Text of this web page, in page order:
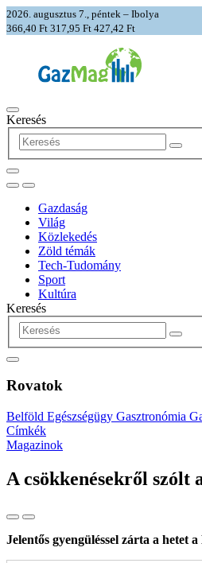
2026. augusztus 7., péntek – Ibolya
366,40 Ft 317,95 Ft 427,42 Ft
Keresés
Gazdaság
Világ
Közlekedés
Zöld témák
Tech-Tudomány
Sport
Kultúra
Keresés
Rovatok
Belföld Egészségügy Gasztronómia
Címkék
Magazinok
A csökkenésekről szólt
Jelentős gyengüléssel zárta a hetet